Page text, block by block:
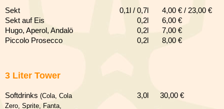
Sekt 0,1l / 0,7l
4,00 € / 23,00 €
Sekt auf Eis
0,2l
6,00 €
Hugo, Aperol, Andalö
0,2l
7,00 €
Piccolo Prosecco
0,2l 8,00 €
3 Liter Tower
Softdrinks (Cola, Cola
Zero, Sprite, Fanta,
3,0l 30,00 €